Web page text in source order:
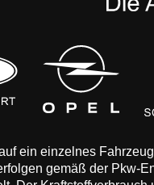
ein einzelnes
gemäß der Pkw-